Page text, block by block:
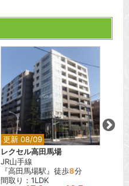
更新 08/09
レクセル高田馬場
JR山手線
『高田馬場駅』徒歩8分
間取り：1LDK